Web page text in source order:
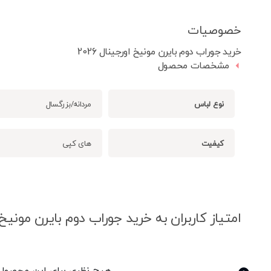
خصوصیات
خرید جوراب دوم بایرن مونیخ اورجینال 2026
مشخصات محصول
نوع لباس مردانه/بزرگسال
کیفیت های کپی
امتیاز کاربران به خرید جوراب دوم بایرن مونیخ